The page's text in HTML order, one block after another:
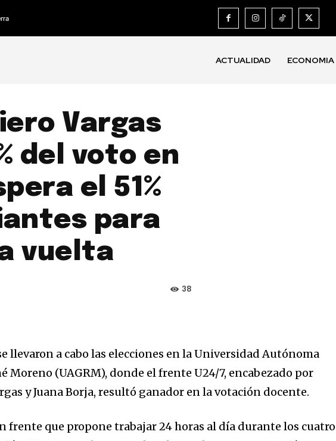
ACTUALIDAD ECONOMIA
Vargas
del voto en
el 51%
para
vuelta
38
llevaron a cabo las elecciones en la Universidad Autónoma
Moreno (UAGRM), donde el frente U24/7, encabezado por
y Juana Borja, resultó ganador en la votación docente.
frente que propone trabajar 24 horas al día durante los cuatro